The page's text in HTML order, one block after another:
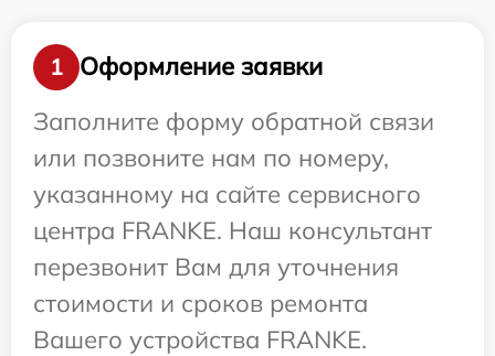
1
Оформление заявки
Заполните форму обратной связи
или позвоните нам по номеру,
указанному на сайте сервисного
центра FRANKE. Наш консультант
перезвонит Вам для уточнения
стоимости и сроков ремонта
Вашего устройства FRANKE.